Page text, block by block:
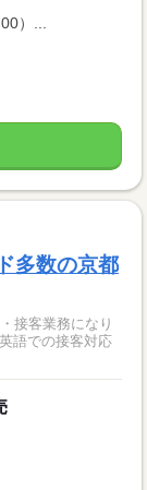
）...
多数の京都
接客業務になり